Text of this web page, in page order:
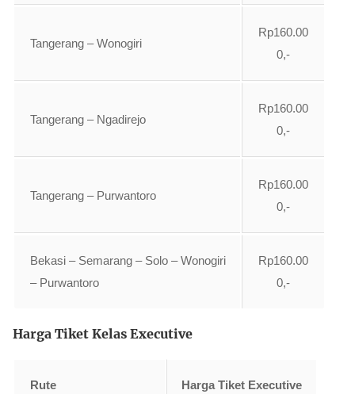
Tangerang – Wonogiri
Rp160.00
0,-
Tangerang – Ngadirejo
Rp160.00
0,-
Tangerang – Purwantoro
Rp160.00
0,-
Bekasi – Semarang – Solo – Wonogiri
– Purwantoro
Rp160.00
0,-
Harga Tiket Kelas Executive
Rute Harga Tiket Executive